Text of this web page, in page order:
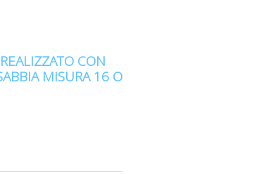
CON
MISURA 16 O